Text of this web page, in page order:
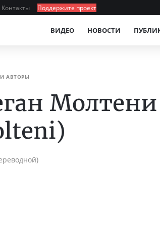
Контакты Поддержите проект
ВИДЕО НОВОСТИ
АВТОРЫ
Молтени